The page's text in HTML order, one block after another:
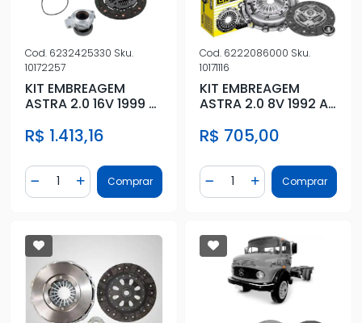
Cod. 6232425330 Sku.
10172257
KIT EMBREAGEM
ASTRA 2.0 16V 1999 A
R$ 1.413,16
Diminuir Quantidade
Quantidade
Adicionar Quantidade
Comprar
Cod. 6222086000 Sku.
10171116
KIT EMBREAGEM
ASTRA 2.0 8V 1992 A
ROLAMENTO 215MM
R$ 705,00
Diminuir Quantidade
Quantidade
AdicionarComprar